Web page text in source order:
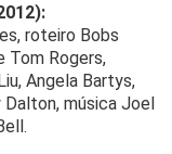
roteiro Bobs
Tom Rogers,
Angela Bartys,
música Joel